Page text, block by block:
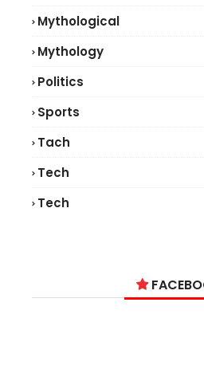
Mythological
Mythology
Politics
Sports
Tach
Tech
Tech